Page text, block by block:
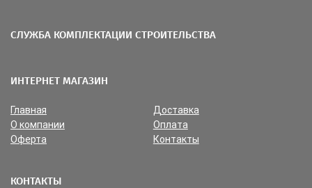
СЛУЖБА КОМПЛЕКТАЦИИ СТРОИТЕЛЬСТВА
ИНТЕРНЕТ МАГАЗИН
Главная
Доставка
О компании
Оплата
Оферта
Контакты
КОНТАКТЫ